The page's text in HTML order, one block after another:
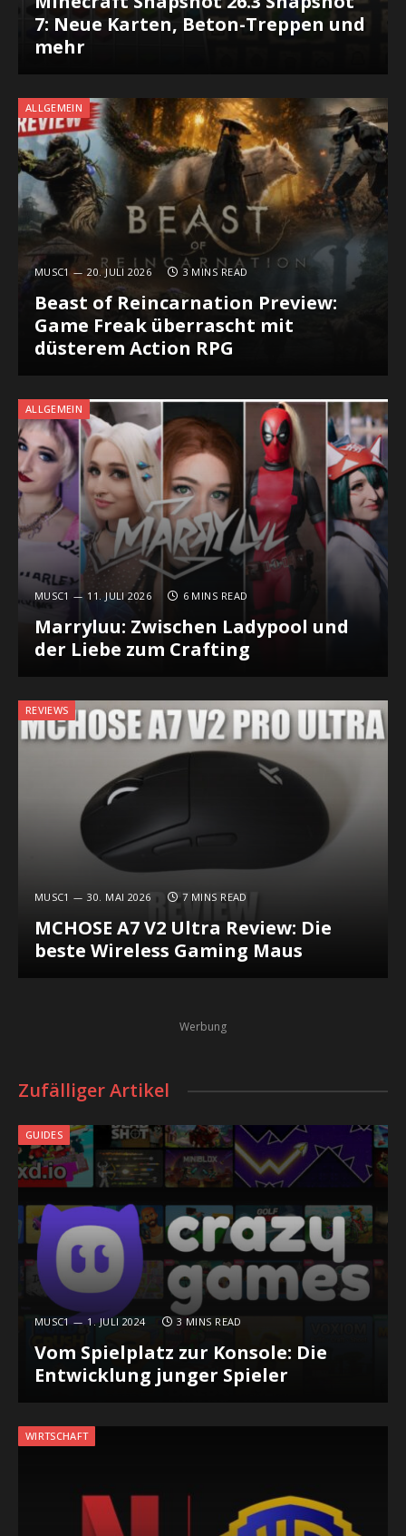
7: Neue Karten, Beton-Treppen und
mehr
ALLGEMEIN
MUSC1 20. JULI 2026 3 MINS READ
Beast of Reincarnation Preview:
Game Freak überrascht mit
düsterem Action RPG
ALLGEMEIN
MUSC1 11. JULI 2026 6 MINS READ
Marryluu: Zwischen Ladypool und
der Liebe zum Crafting
REVIEWS
MUSC1 30. MAI 2026 7 MINS READ
MCHOSE A7 V2 Ultra Review: Die
beste Wireless Gaming Maus
Werbung
Zufälliger Artikel
GUIDES
MUSC1 1. JULI 2024 3 MINS READ
Vom Spielplatz zur Konsole: Die
Entwicklung junger Spieler
WIRTSCHAFT